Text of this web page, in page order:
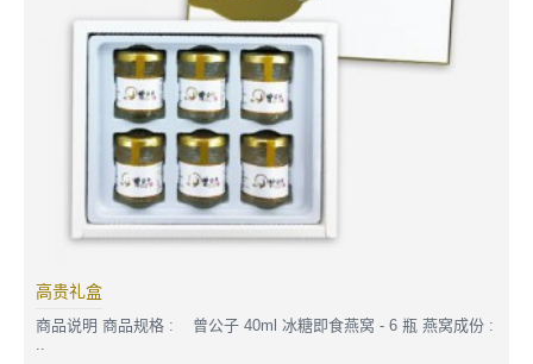
高贵礼盒
商品说明 商品规格 : 曾公子 40ml 冰糖即食燕窝 - 6 瓶 燕窝成份 :
..